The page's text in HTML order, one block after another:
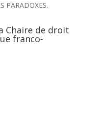
PARADOXES.
Chaire de droit
franco-